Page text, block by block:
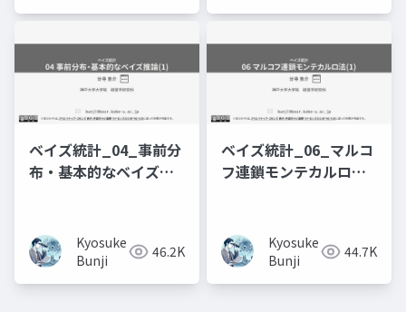
ベイズ統計_04_事前分
布・基本的なベイズ推
Kyosuke
Bunji
46.2K
ベイズ統計_06_マルコ
フ連鎖モンテカルロ法
Kyosuke
Bunji
44.7K